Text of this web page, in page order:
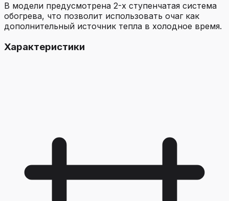
В модели предусмотрена 2-х ступенчатая система
обогрева, что позволит использовать очаг как
дополнительный источник тепла в холодное время.
Характеристики